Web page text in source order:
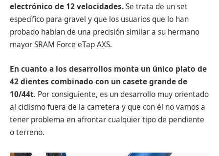
electrónico de 12 velocidades.Se trata de un set
específico para gravel y que los usuarios que lo han
probado hablan de una precisión similar a su hermano
mayor SRAM Force eTap AXS.
En cuanto a los desarrollos monta un único plato de
42 dientes combinado con un casete grande de
10/44t. Por consiguiente, es un desarrollo muy orientado
al ciclismo fuera de la carretera y que con él no vamos a
tener problema en afrontar cualquier tipo de pendiente
o terreno.